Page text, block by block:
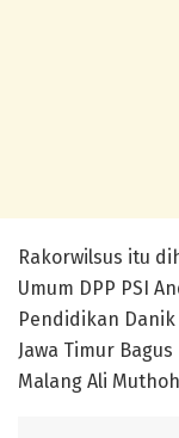
Rakorwilsus itu
Umum DPP PSI
Pendidikan Danik
Jawa Timur
Malang Ali